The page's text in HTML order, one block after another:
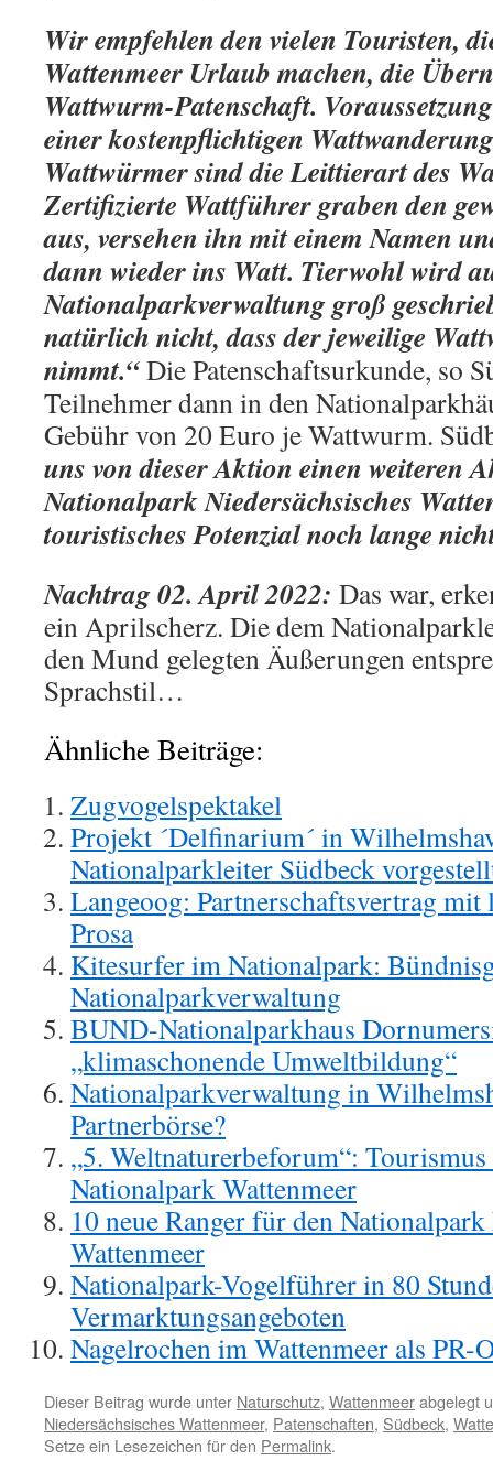
Wir empfehlen den vielen Touristen,
Wattenmeer Urlaub machen, die
Wattwurm-Patenschaft.
einer kostenpflichtigen
Wattwürmer sind die Leittierart des
Zertifizierte Wattführer graben den
aus, versehen ihn mit einem Namen
dann wieder ins Watt. Tierwohl wird
Nationalparkverwaltung groß
natürlich nicht, dass der jeweilige
nimmt.“Die Patenschaftsurkunde, so
Teilnehmer dann in den
Gebühr von 20 Euro je Wattwurm.
uns von dieser Aktion einen weiteren
Nationalpark Niedersächsisches
touristisches Potenzial noch lange
Nachtrag 02. April 2022: Das war,
ein Aprilscherz. Die dem
den Mund gelegten Äußerungen
Sprachstil…
Ähnliche Beiträge:
Zugvogelspektakel
Projekt ´Delfinarium´ in
Nationalparkleiter Südbeck
Langeoog: Partnerschaftsvertrag
Prosa
Kitesurfer im Nationalpark:
Nationalparkverwaltung
BUND-Nationalparkhaus
„klimaschonende Umweltbildung“
Nationalparkverwaltung in
Partnerbörse?
„5. Weltnaturerbeforum“:
Nationalpark Wattenmeer
10 neue Ranger für den
Wattenmeer
Nationalpark-Vogelführer in 80
Vermarktungsangeboten
Nagelrochen im Wattenmeer als PR-
Dieser Beitrag wurde unter Naturschutz, Wattenmeerabgelegt
Niedersächsisches Wattenmeer, Patenschaften, Südbeck,
Setze ein Lesezeichen für den Permalink.